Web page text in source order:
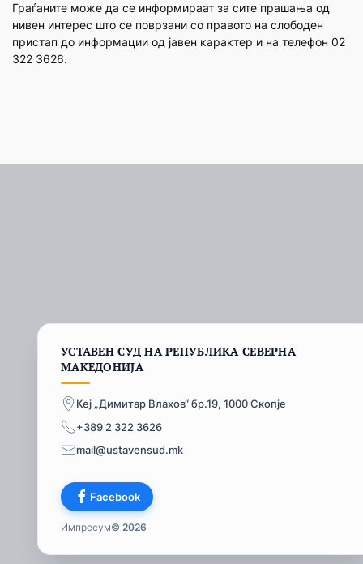
Граѓаните може да се информираат за сите прашања од
нивен интерес што се поврзани со правото на слободен
пристап до информации од јавен карактер и на телефон 02
322 3626.
УСТАВЕН СУД НА РЕПУБЛИКА СЕВЕРНА
МАКЕДОНИЈА
Кеј „Димитар Влахов“ бр.19, 1000 Скопје
+389 2 322 3626
mail@ustavensud.mk
Facebook
Импресум© 2026